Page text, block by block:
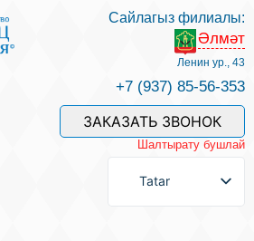
безнең белгечләр
Сайлагыз филиалы:
Әлмәт
Ленин ур., 43
+7 (937) 85-56-353
ЗАКАЗАТЬ ЗВОНОК
Шалтырату бушлай
Tatar